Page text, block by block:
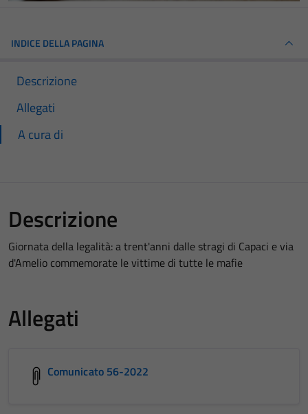
INDICE DELLA PAGINA
Descrizione
Allegati
A cura di
Descrizione
Giornata della legalità: a trent'anni dalle stragi di Capaci e via
d'Amelio commemorate le vittime di tutte le mafie
Allegati
Comunicato 56-2022